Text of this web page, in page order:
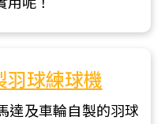
球練球機
達及車輪自製的羽球